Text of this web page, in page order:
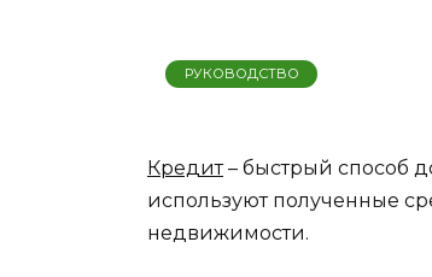
РУКОВОДСТВО
Кредит– быстрый способ
используют полученные
недвижимости.